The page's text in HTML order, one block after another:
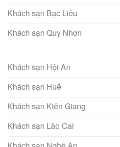
Khách sạn Bạc Liêu
Khách sạn Quy Nhơn
Khách sạn Hội An
Khách sạn Huế
Khách sạn Kiên Giang
Khách sạn Lào Cai